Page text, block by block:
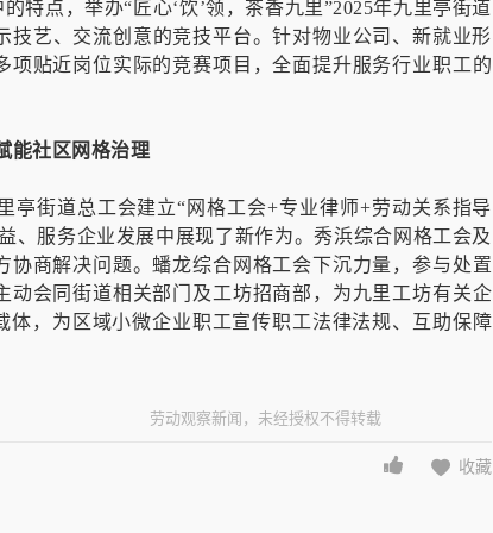
特点，举办“匠心‘饮’领，茶香九里”2025年九里亭街道
艺、交流创意的竞技平台。针对物业公司、新就业形
贴近岗位实际的竞赛项目，全面提升服务行业职工的
能社区网格治理
街道总工会建立“网格工会+专业律师+劳动关系指导
、服务企业发展中展现了新作为。秀浜综合网格工会及
商解决问题。蟠龙综合网格工会下沉力量，参与处置
会同街道相关部门及工坊招商部，为九里工坊有关企
，为区域小微企业职工宣传职工法律法规、互助保障
劳动观察新闻，未经授权不得转载
收藏